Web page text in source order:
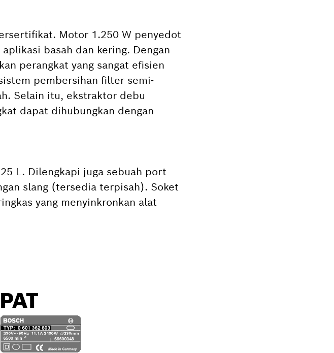
Motor 1.250 W penyedot
basah dan kering. Dengan
perangkat yang sangat efisien
pembersihan filter semi-
Selain itu, ekstraktor debu
dapat dihubungkan dengan
L. Dilengkapi juga sebuah port
slang (tersedia terpisah). Soket
yang menyinkronkan alat